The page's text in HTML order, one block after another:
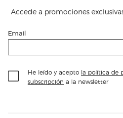
Accede a promociones
Email
He leído y acepto la política de
subscripción a la newsletter